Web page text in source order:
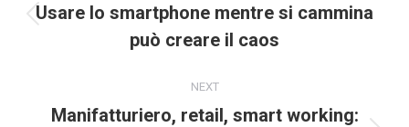
Usare lo smartphone mentre si cammina
può creare il caos
NEXT
Manifatturiero, retail, smart working: